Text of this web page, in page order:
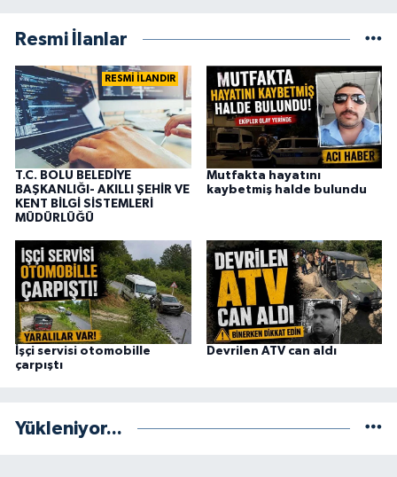
Resmi İlanlar
RESMİ İLANDIR
T.C. BOLU BELEDİYE
BAŞKANLIĞI- AKILLI ŞEHİR VE
KENT BİLGİ SİSTEMLERİ
MÜDÜRLÜĞÜ
Mutfakta hayatını
kaybetmiş halde bulundu
İşçi servisi otomobille
çarpıştı
Devrilen ATV can aldı
Yükleniyor...